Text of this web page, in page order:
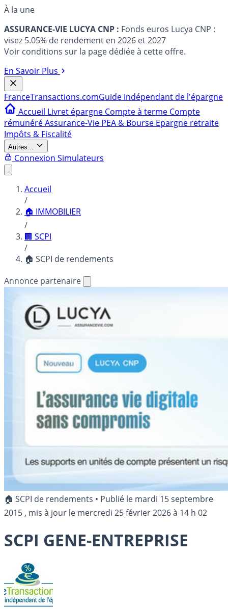
À la une
ASSURANCE-VIE LUCYA CNP : Fonds euros Lucya CNP :
visez 5.05% de rendement en 2026 et 2027
Voir conditions sur la page dédiée à cette offre.
En Savoir Plus
FranceTransactions.comGuide indépendant de l'épargne
Accueil Livret épargne Compte à terme Compte
rémunéréAssurance-Vie PEA & Bourse Epargne retraite
Impôts & Fiscalité
Autres...
Connexion Simulateurs
Accueil
/
🏠 IMMOBILIER
/
🏢 SCPI
/
🏠 SCPI de rendements
Annonce partenaire
🏠 SCPI de rendements • Publié le mardi 15 septembre
2015 , mis à jour le mercredi 25 février 2026 à 14 h 02
SCPI GENE-ENTREPRISE